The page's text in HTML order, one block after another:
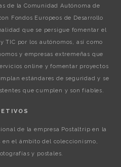
de la Comunidad Autónoma de
Fondos Europeos de Desarrollo
que se persigue fomentar el
TIC por los autónomos, así como
y empresas extremeñas que
online y fomentar proyectos
estándares de seguridad y se
que cumplen y son fiables.
de la empresa Postaltrip en la
el ámbito del coleccionismo,
y postales.